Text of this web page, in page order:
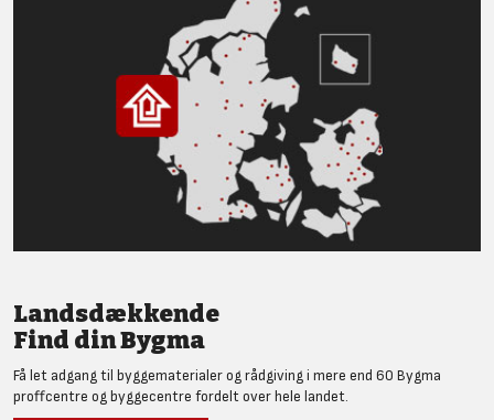
Landsdækkende
Find din Bygma
Få let adgang til byggematerialer og rådgiving i mere end 60 Bygma
proffcentre og byggecentre fordelt over hele landet.